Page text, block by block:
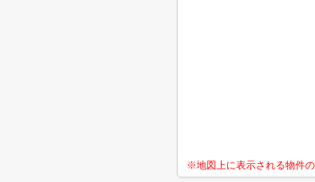
※地図上に表示される物件